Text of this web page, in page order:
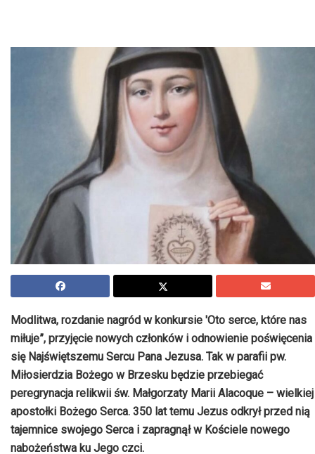
Modlitwa, rozdanie nagród w konkursie 'Oto serce, które nas
miłuje”, przyjęcie nowych członków i odnowienie poświęcenia
się Najświętszemu Sercu Pana Jezusa. Tak w parafii pw.
Miłosierdzia Bożego w Brzesku będzie przebiegać
peregrynacja relikwii św. Małgorzaty Marii Alacoque – wielkiej
apostołki Bożego Serca. 350 lat temu Jezus odkrył przed nią
tajemnice swojego Serca i zapragnął w Kościele nowego
nabożeństwa ku Jego czci.